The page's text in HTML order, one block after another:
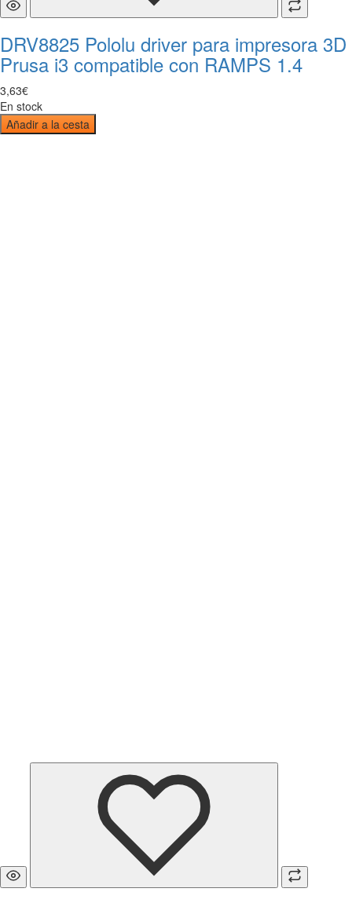
DRV8825 Pololu driver para impresora 3D
Prusa i3 compatible con RAMPS 1.4
3,63€
En stock
Añadir a la cesta